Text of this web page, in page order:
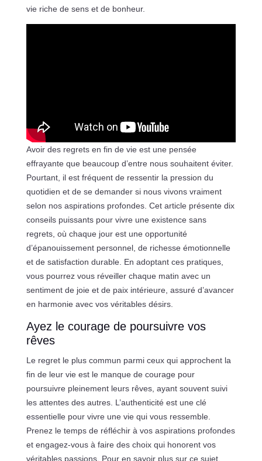
vie riche de sens et de bonheur.
Avoir des regrets en fin de vie est une pensée
effrayante que beaucoup d’entre nous souhaitent éviter.
Pourtant, il est fréquent de ressentir la pression du
quotidien et de se demander si nous vivons vraiment
selon nos aspirations profondes. Cet article présente dix
conseils puissants pour vivre une existence sans
regrets, où chaque jour est une opportunité
d’épanouissement personnel, de richesse émotionnelle
et de satisfaction durable. En adoptant ces pratiques,
vous pourrez vous réveiller chaque matin avec un
sentiment de joie et de paix intérieure, assuré d’avancer
en harmonie avec vos véritables désirs.
Ayez le courage de poursuivre vos
rêves
Le regret le plus commun parmi ceux qui approchent la
fin de leur vie est le manque de courage pour
poursuivre pleinement leurs rêves, ayant souvent suivi
les attentes des autres. L’authenticité est une clé
essentielle pour vivre une vie qui vous ressemble.
Prenez le temps de réfléchir à vos aspirations profondes
et engagez-vous à faire des choix qui honorent vos
véritables passions. Pour en savoir plus sur ce sujet,